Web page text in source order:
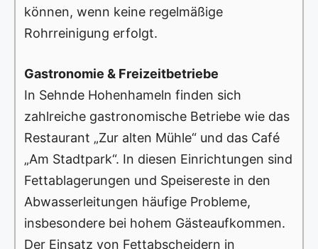
können, wenn keine regelmäßige
Rohrreinigung erfolgt.
Gastronomie & Freizeitbetriebe
In Sehnde Hohenhameln finden sich
zahlreiche gastronomische Betriebe wie das
Restaurant „Zur alten Mühle“ und das Café
„Am Stadtpark“. In diesen Einrichtungen sind
Fettablagerungen und Speisereste in den
Abwasserleitungen häufige Probleme,
insbesondere bei hohem Gästeaufkommen.
Der Einsatz von Fettabscheidern in